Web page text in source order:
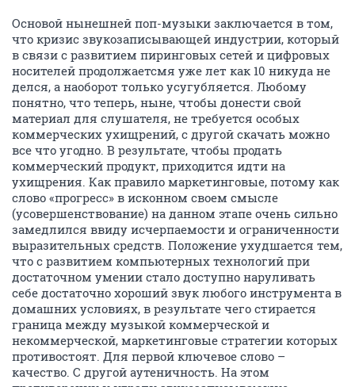
Основой нынешней поп-музыки заключается в том,
что кризис звукозаписывающей индустрии, который
в связи с развитием пиринговых сетей и цифровых
носителей продолжаетсмя уже лет как 10 никуда не
делся, а наоборот только усугубляется. Любому
понятно, что теперь, ныне, чтобы донести свой
материал для слушателя, не требуется особых
коммерческих ухищрений, с другой скачать можно
все что угодно. В результате, чтобы продать
коммерческий продукт, приходится идти на
ухищрения. Как правило маркетинговые, потому как
слово «прогресс» в исконном своем смысле
(усовершенствование) на данном этапе очень сильно
замедлился ввиду исчерпаемости и ограниченности
выразительных средств. Положение ухудшается тем,
что с развитием компьютерных технологий при
достаточном умении стало доступно наруливать
себе достаточно хороший звук любого инструмента в
домашних условиях, в результате чего стирается
граница между музыкой коммерческой и
некоммерческой, маркетинговые стратегии которых
противостоят. Для первой ключевое слово –
качество. С другой аутеничность. На этом